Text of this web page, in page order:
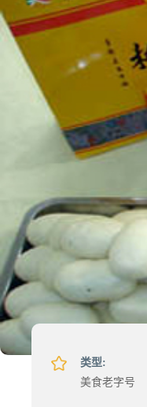
类型:
美食老字号